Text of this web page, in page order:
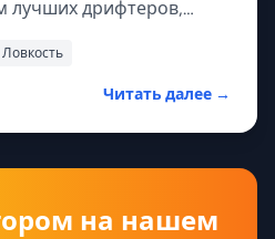
лучших дрифтеров,
Ловкость
Читать далее →
на нашем